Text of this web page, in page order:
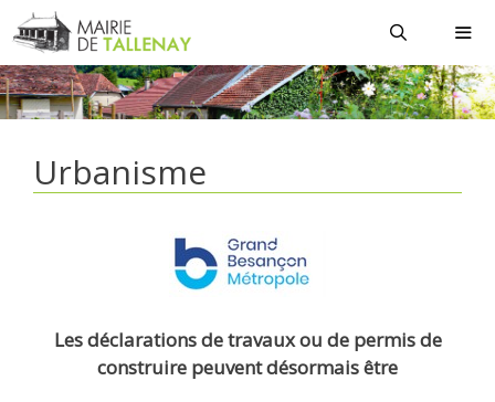
Aller
au
contenu
Urbanisme
Les déclarations de travaux ou de permis de
construire peuvent désormais être